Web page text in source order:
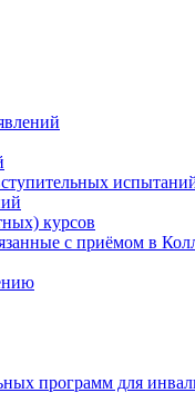
курсов
с приёмом в
программ для